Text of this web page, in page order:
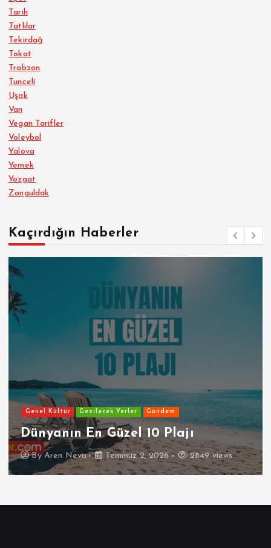
Tarih
Tatlılar
Tekirdağ
Tokat
Trabzon
Tunceli
Uşak
Van
Vegan Tarifler
Voleybol
Yalova
Yemek
Yozgat
Zonguldak
Kaçırdığın Haberler
Genel Kültür Gezilecek Yerler Gündem
Dünyanın En Güzel 10 Plajı
ByAren Neva Temmuz 2, 2026 2849 views